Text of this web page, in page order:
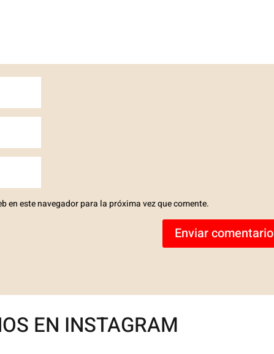
en este navegador para la próxima vez que comente.
Enviar comentario
EN INSTAGRAM